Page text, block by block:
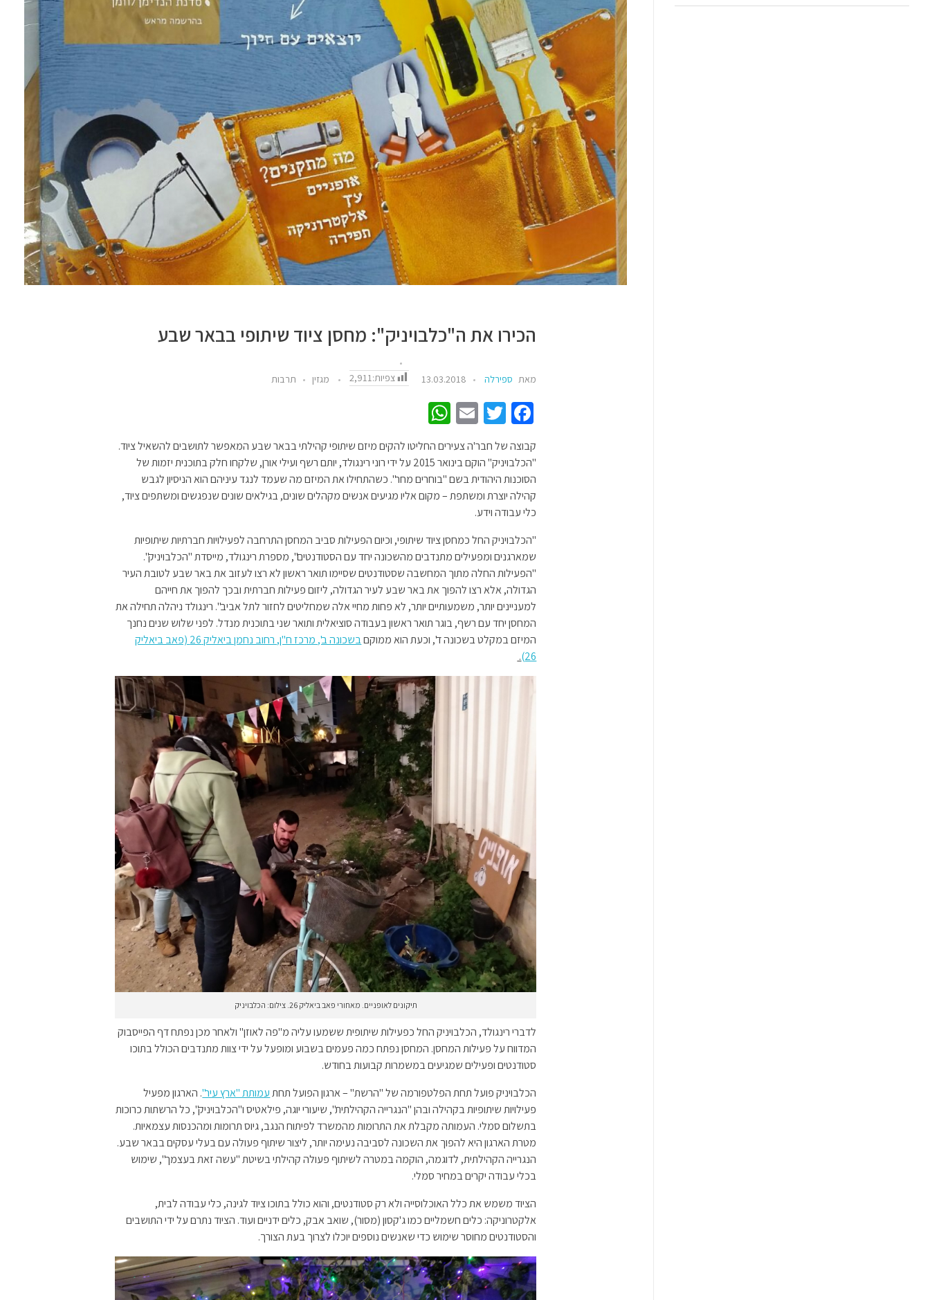
הכירו את ה"כלבויניק": מחסן ציוד שיתופי בבאר שבע
מאת ספירלה 13.03.2018 צפיות:2,911 מגזין תרבות
Fa
ce
b
o
o
k
T
wi
tt
er
E
ail
W
h
at
sA
p
קבוצה של חבר'ה צעירים החליטו להקים מיזם שיתופי קהילתי בבאר שבע המאפשר לתושבים להשאיל ציוד.
"הכלבויניק" הוקם בינואר 2015 על ידי רוני רינגולד, יותם רשף ועילי אורן, שלקחו חלק בתוכנית יזמות של
הסוכנות היהודית בשם "בוחרים מחר". כשהתחילו את המיזם מה שעמד לנגד עיניהם הוא הניסיון לגבש
קהילה יוצרת ומשתפת – מקום אליו מגיעים אנשים מקהלים שונים, בגילאים שונים שנפגשים ומשתפים ציוד,
כלי עבודה וידע.
"הכלבויניק החל כמחסן ציוד שיתופי, וכיום הפעילות סביב המחסן התרחבה לפעילויות חברתיות שיתופיות
שמארגנים ומפעילים מתנדבים מהשכונה יחד עם הסטודנטים", מספרת רינגולד, מייסדת "הכלבויניק".
"הפעילות החלה מתוך המחשבה שסטודנטים שסיימו תואר ראשון לא רצו לעזוב את באר שבע לטובת העיר
הגדולה, אלא רצו להפוך את באר שבע לעיר הגדולה, ליזום פעילות חברתית ובכך להפוך את חייהם
למעניינים יותר, משמעותיים יותר, לא פחות מחיי אלה שמחליטים לחזור לתל אביב". רינגולד ניהלה תחילה את
המחסן יחד עם רשף, בוגר תואר ראשון בעבודה סוציאלית ותואר שני בתוכנית מנדל. לפני שלוש שנים נחנך
המיזם במקלט בשכונה ד', וכעת הוא ממוקם
בשכונה ב', מרכז ח"ן, רחוב נחמן ביאליק 26 (פאב ביאליק
26)
.
תיקונים לאופניים. מאחורי פאב ביאליק 26. צילום: הכלבויניק
לדברי רינגולד, הכלבויניק החל כפעילות שיתופית ששמעו עליה מ"פה לאוזן" ולאחר מכן נפתח דף הפייסבוק
המדווח על פעילות המחסן. המחסן נפתח כמה פעמים בשבוע ומופעל על ידי צוות מתנדבים הכולל בתוכו
סטודנטים ופעילים שמגיעים במשמרות קבועות בחודש.
הכלבויניק פועל תחת הפלטפורמה של "הרשת" – ארגון הפועל תחתעמותת "ארץ עיר". הארגון מפעיל
פעילויות שיתופיות בקהילה ובהן "הנגרייה הקהילתית", שיעורי יוגה, פילאטיס ו"הכלבויניק", כל הרשתות כרוכות
בתשלום סמלי. העמותה מקבלת את התרומות מהמשרד לפיתוח הנגב, גיוס תרומות ומהכנסות עצמאיות.
מטרת הארגון היא להפוך את השכונה לסביבה נעימה יותר, ליצור שיתוף פעולה עם בעלי עסקים בבאר שבע.
הנגרייה הקהילתית, לדוגמה, הוקמה במטרה לשיתוף פעולה קהילתי בשיטת "עשה זאת בעצמך", שימוש
בכלי עבודה יקרים במחיר סמלי.
הציוד משמש את כלל האוכלוסייה ולא רק סטודנטים, והוא כולל בתוכו ציוד לגינה, כלי עבודה לבית,
אלקטרוניקה: כלים חשמליים כמו ג'קסון (מסור), שואב אבק, כלים ידניים ועוד. הציוד נתרם על ידי התושבים
והסטודנטים מחוסר שימוש כדי שאנשים נוספים יוכלו לצרוך בעת הצורך.